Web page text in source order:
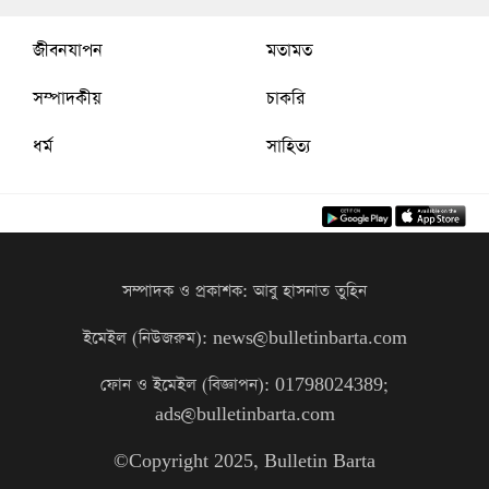
জীবনযাপন
মতামত
সম্পাদকীয়
চাকরি
ধর্ম
সাহিত্য
সম্পাদক ও প্রকাশক: আবু হাসনাত তুহিন
ইমেইল (নিউজরুম): news@bulletinbarta.com
ফোন ও ইমেইল (বিজ্ঞাপন): 01798024389;
ads@bulletinbarta.com
©️Copyright 2025, Bulletin Barta